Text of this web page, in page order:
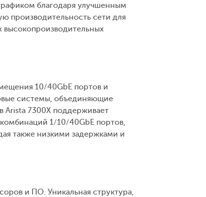
благодаря улучшенным
производительность сети для
высокопроизводительных
10/40GbE портов и
системы, объединяющие
7300X поддерживает
1/10/40GbE портов,
также низкими задержками и
и ПО. Уникальная структура,